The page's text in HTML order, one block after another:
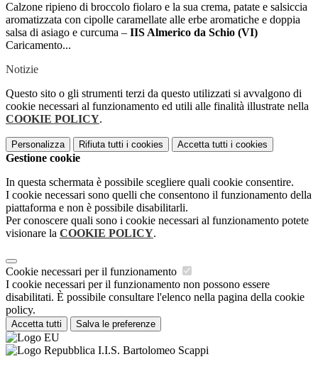
Calzone ripieno di broccolo fiolaro e la sua crema, patate e salsiccia
aromatizzata con cipolle caramellate alle erbe aromatiche e doppia
salsa di asiago e curcuma – IIS Almerico da Schio (VI)
Caricamento...
Notizie
Questo sito o gli strumenti terzi da questo utilizzati si avvalgono di
cookie necessari al funzionamento ed utili alle finalità illustrate nella
COOKIE POLICY.
Personalizza Rifiuta tutti i cookies Accetta tutti i cookies
Gestione cookie
In questa schermata è possibile scegliere quali cookie consentire.
I cookie necessari sono quelli che consentono il funzionamento della
piattaforma e non è possibile disabilitarli.
Per conoscere quali sono i cookie necessari al funzionamento potete
visionare la COOKIE POLICY.
Cookie necessari per il funzionamento
I cookie necessari per il funzionamento non possono essere
disabilitati. È possibile consultare l'elenco nella pagina della cookie
policy.
Accetta tutti Salva le preferenze
I.I.S. Bartolomeo Scappi